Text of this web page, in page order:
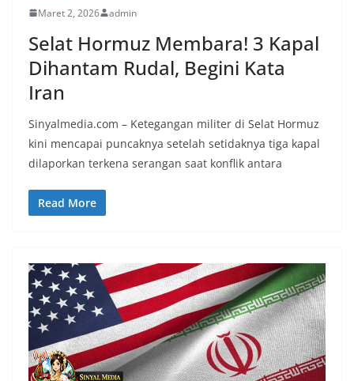
Maret 2, 2026 admin
Selat Hormuz Membara! 3 Kapal
Dihantam Rudal, Begini Kata
Iran
Sinyalmedia.com – Ketegangan militer di Selat Hormuz
kini mencapai puncaknya setelah setidaknya tiga kapal
dilaporkan terkena serangan saat konflik antara
Read More